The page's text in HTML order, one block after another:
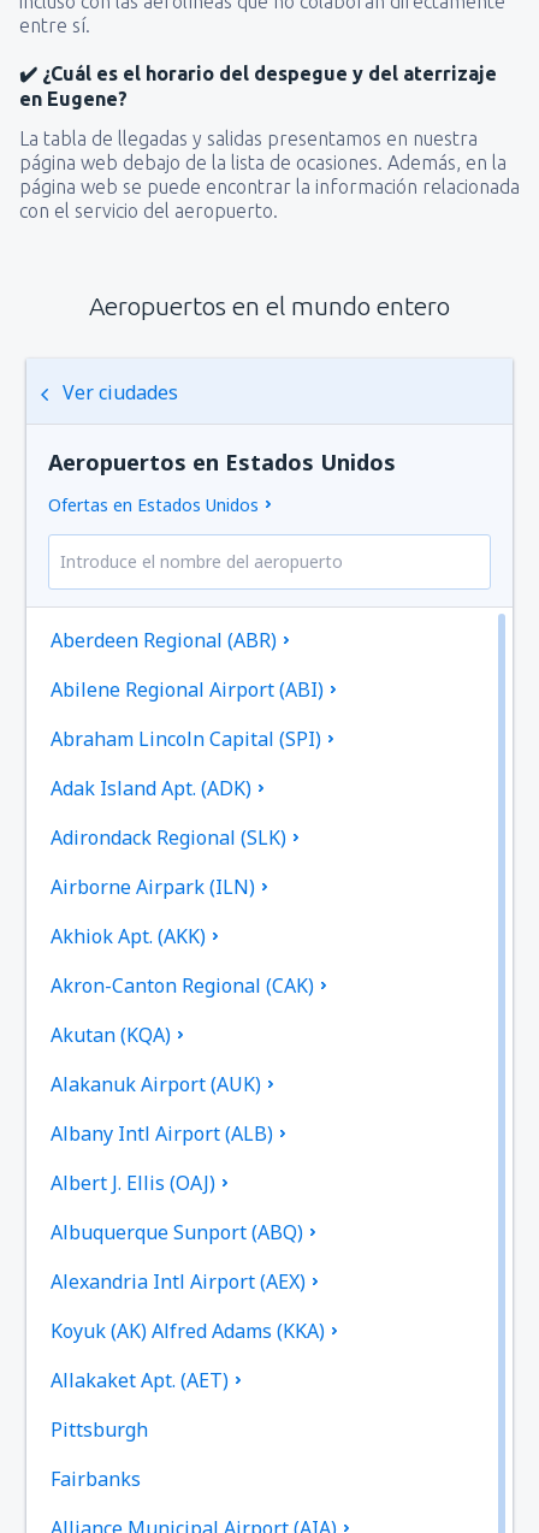
entre sí.
✔️ ¿Cuál es el horario del despegue y del aterrizaje
en Eugene?
La tabla de llegadas y salidas presentamos en nuestra
página web debajo de la lista de ocasiones. Además, en la
página web se puede encontrar la información relacionada
con el servicio del aeropuerto.
Aeropuertos en el mundo entero
Ver ciudades
Aeropuertos en Estados Unidos
Ofertas en Estados Unidos
Aberdeen Regional (ABR)
Abilene Regional Airport (ABI)
Abraham Lincoln Capital (SPI)
Adak Island Apt. (ADK)
Adirondack Regional (SLK)
Airborne Airpark (ILN)
Akhiok Apt. (AKK)
Akron-Canton Regional (CAK)
Akutan (KQA)
Alakanuk Airport (AUK)
Albany Intl Airport (ALB)
Albert J. Ellis (OAJ)
Albuquerque Sunport (ABQ)
Alexandria Intl Airport (AEX)
Koyuk (AK) Alfred Adams (KKA)
Allakaket Apt. (AET)
Pittsburgh
Fairbanks
Alliance Municipal Airport (AIA)